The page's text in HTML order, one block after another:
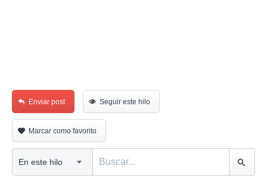
Enviar post Seguir este hilo
Marcar como favorito